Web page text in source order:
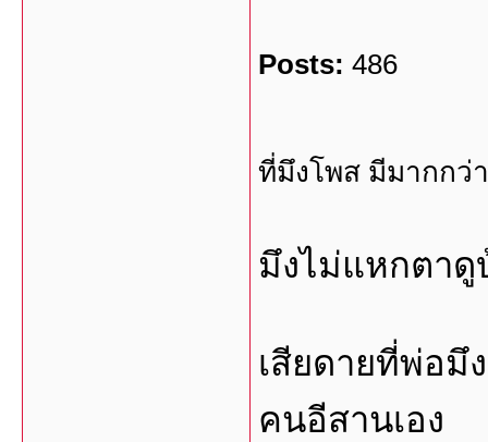
Posts: 486
ที่มึงโพส มีมากกว่
มึงไม่แหกตาดู
เสียดายที่พ่อมึ
คนอีสานเอง